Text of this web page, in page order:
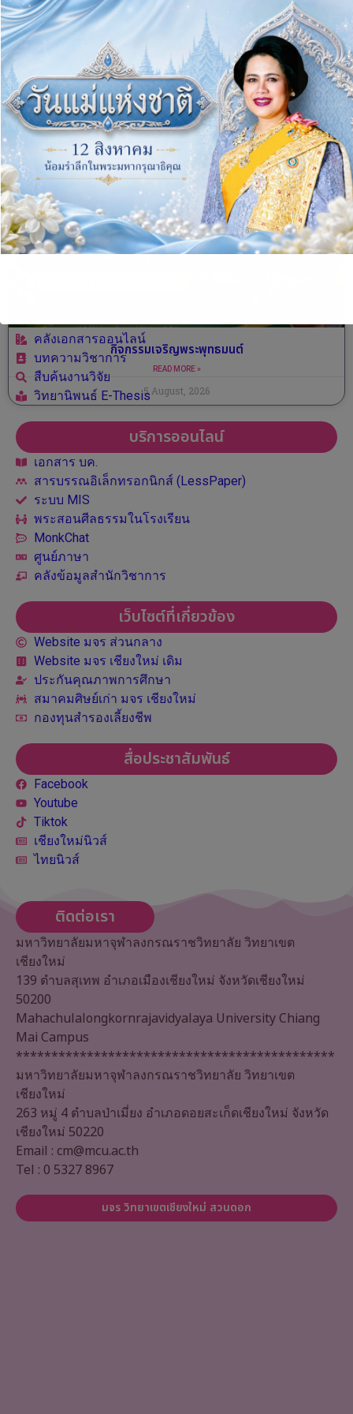
พิธีสามีจิกรรม
READ MORE »
5 August, 2026
ข่าวมหาวิทยาลัย
กิจกรรมเจริญพระพุทธมนต์
READ MORE »
5 August, 2026
สืบค้น/หนังสือ/บทความ
คลังเอกสารออนไลน์
บทความวิชาการ
สืบค้นงานวิจัย
วิทยานิพนธ์ E-Thesis
บริการออนไลน์
เอกสาร บค.
สารบรรณอิเล็กทรอกนิกส์ (LessPaper)
ระบบ MIS
พระสอนศีลธรรมในโรงเรียน
MonkChat
ศูนย์ภาษา
คลังข้อมูลสำนักวิชาการ
เว็บไซต์ที่เกี่ยวข้อง
Website มจร ส่วนกลาง
Website มจร เชียงใหม่ เดิม
ประกันคุณภาพการศึกษา
สมาคมศิษย์เก่า มจร เชียงใหม่
กองทุนสำรองเลี้ยงชีพ
สื่อประชาสัมพันธ์
Facebook
Youtube
Tiktok
เชียงใหม่นิวส์
ไทยนิวส์
ติดต่อเรา
มหาวิทยาลัยมหาจุฬาลงกรณราชวิทยาลัย วิทยาเขต
เชียงใหม่
139 ตำบลสุเทพ อำเภอเมืองเชียงใหม่ จังหวัดเชียงใหม่
50200
Mahachulalongkornrajavidyalaya University Chiang
Mai Campus
*********************************************
มหาวิทยาลัยมหาจุฬาลงกรณราชวิทยาลัย วิทยาเขต
เชียงใหม่
263 หมู่ 4 ตำบลป่าเมี่ยง อำเภอดอยสะเก็ดเชียงใหม่ จังหวัด
เชียงใหม่ 50220
Email : cm@mcu.ac.th
Tel : 0 5327 8967
มจร วิทยาเขตเชียงใหม่ สวนดอก